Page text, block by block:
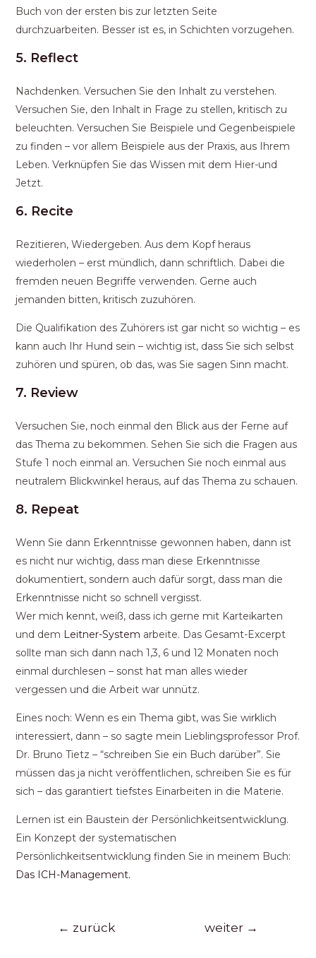
Buch von der ersten bis zur letzten Seite
durchzuarbeiten. Besser ist es, in Schichten vorzugehen.
5. Reflect
Nachdenken. Versuchen Sie den Inhalt zu verstehen.
Versuchen Sie, den Inhalt in Frage zu stellen, kritisch zu
beleuchten. Versuchen Sie Beispiele und Gegenbeispiele
zu finden – vor allem Beispiele aus der Praxis, aus Ihrem
Leben. Verknüpfen Sie das Wissen mit dem Hier-und
Jetzt.
6. Recite
Rezitieren, Wiedergeben. Aus dem Kopf heraus
wiederholen – erst mündlich, dann schriftlich. Dabei die
fremden neuen Begriffe verwenden. Gerne auch
jemanden bitten, kritisch zuzuhören.
Die Qualifikation des Zuhörers ist gar nicht so wichtig – es
kann auch Ihr Hund sein – wichtig ist, dass Sie sich selbst
zuhören und spüren, ob das, was Sie sagen Sinn macht.
7. Review
Versuchen Sie, noch einmal den Blick aus der Ferne auf
das Thema zu bekommen. Sehen Sie sich die Fragen aus
Stufe 1 noch einmal an. Versuchen Sie noch einmal aus
neutralem Blickwinkel heraus, auf das Thema zu schauen.
8. Repeat
Wenn Sie dann Erkenntnisse gewonnen haben, dann ist
es nicht nur wichtig, dass man diese Erkenntnisse
dokumentiert, sondern auch dafür sorgt, dass man die
Erkenntnisse nicht so schnell vergisst.
Wer mich kennt, weiß, dass ich gerne mit Karteikarten
und dem Leitner-System arbeite. Das Gesamt-Excerpt
sollte man sich dann nach 1,3, 6 und 12 Monaten noch
einmal durchlesen – sonst hat man alles wieder
vergessen und die Arbeit war unnütz.
Eines noch: Wenn es ein Thema gibt, was Sie wirklich
interessiert, dann – so sagte mein Lieblingsprofessor Prof.
Dr. Bruno Tietz – “schreiben Sie ein Buch darüber”. Sie
müssen das ja nicht veröffentlichen, schreiben Sie es für
sich – das garantiert tiefstes Einarbeiten in die Materie.
Lernen ist ein Baustein der Persönlichkeitsentwicklung.
Ein Konzept der systematischen
Persönlichkeitsentwicklung finden Sie in meinem Buch:
Das ICH-Management.
← zurück weiter →